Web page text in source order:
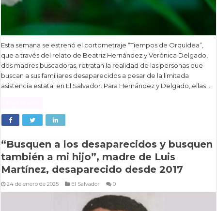
Esta semana se estrenó el cortometraje “Tiempos de Orquídea”,
que a través del relato de Beatriz Hernández y Verónica Delgado,
dos madres buscadoras, retratan la realidad de las personas que
buscan a sus familiares desaparecidos a pesar de la limitada
asistencia estatal en El Salvador. Para Hernández y Delgado, ellas …
“Busquen a los desaparecidos y busquen
también a mi hijo”, madre de Luis
Martínez, desaparecido desde 2017
24 de enero de 2025 El Salvador 0